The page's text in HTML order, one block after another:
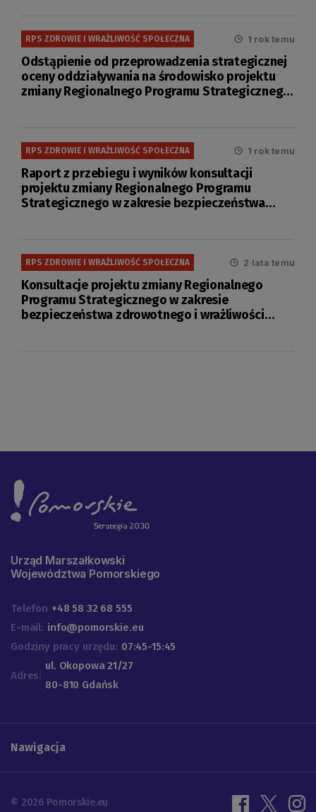
RPS ZDROWIE I WRAŻLIWOŚĆ SPOŁECZNA 1 rok temu
Odstąpienie od przeprowadzenia strategicznej
oceny oddziaływania na środowisko projektu
zmiany Regionalnego Programu Strategicznego
RPS ZDROWIE I WRAŻLIWOŚĆ SPOŁECZNA 1 rok temu
Raport z przebiegu i wyników konsultacji
projektu zmiany Regionalnego Programu
Strategicznego w zakresie bezpieczeństwa
RPS ZDROWIE I WRAŻLIWOŚĆ SPOŁECZNA 2 lata temu
Konsultacje projektu zmiany Regionalnego
Programu Strategicznego w zakresie
bezpieczeństwa zdrowotnego i wrażliwości
Urząd Marszałkowski
Województwa Pomorskiego
Telefon +48 58 32 68 555
E-mail: info@pomorskie.eu
Godziny pracy urzędu: 07:45-15:45
Adres:
ul. Okopowa 21/27
80-810 Gdańsk
Nawigacja
© 2026 Pomorskie.eu